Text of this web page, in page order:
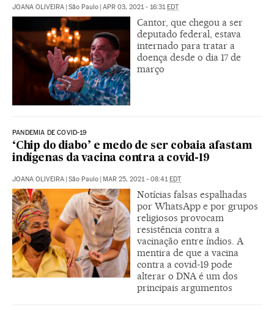
JOANA OLIVEIRA | São Paulo | APR 03, 2021 - 16:31EDT
Cantor, que chegou a ser
deputado federal, estava
internado para tratar a
doença desde o dia 17 de
março
PANDEMIA DE COVID-19
‘Chip do diabo’ e medo de ser cobaia afastam
indígenas da vacina contra a covid-19
JOANA OLIVEIRA | São Paulo | MAR 25, 2021 - 08:41EDT
Notícias falsas espalhadas
por WhatsApp e por grupos
religiosos provocam
resistência contra a
vacinação entre índios. A
mentira de que a vacina
contra a covid-19 pode
alterar o DNA é um dos
principais argumentos